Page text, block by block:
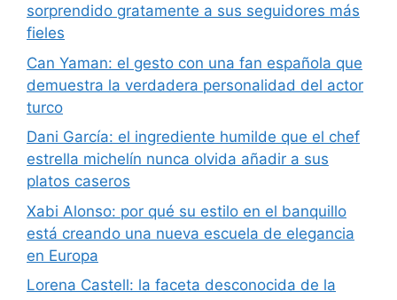
sorprendido gratamente a sus seguidores más
fieles
Can Yaman: el gesto con una fan española que
demuestra la verdadera personalidad del actor
turco
Dani García: el ingrediente humilde que el chef
estrella michelín nunca olvida añadir a sus
platos caseros
Xabi Alonso: por qué su estilo en el banquillo
está creando una nueva escuela de elegancia
en Europa
Lorena Castell: la faceta desconocida de la